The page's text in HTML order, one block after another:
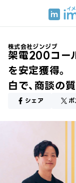
株式会社ジンジブ
架電200コー
を安定獲得
白で、商談の
シェア ポ